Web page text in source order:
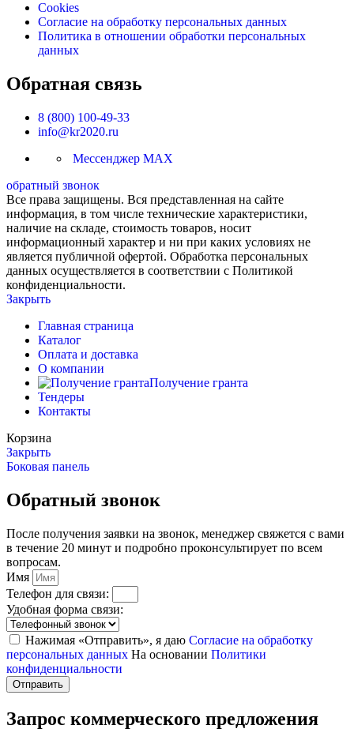
Cookies
Согласие на обработку персональных данных
Политика в отношении обработки персональных
данных
Обратная связь
8 (800) 100-49-33
info@kr2020.ru
Мессенджер MAX
обратный звонок
Все права защищены. Вся представленная на сайте
информация, в том числе технические характеристики,
наличие на складе, стоимость товаров, носит
информационный характер и ни при каких условиях не
является публичной офертой. Обработка персональных
данных осуществляется в соответствии с Политикой
конфиденциальности.
Закрыть
Главная страница
Каталог
Оплата и доставка
О компании
Получение гранта
Тендеры
Контакты
Корзина
Закрыть
Боковая панель
Обратный звонок
После получения заявки на звонок, менеджер свяжется с вами
в течение 20 минут и подробно проконсультирует по всем
вопросам.
Имя
Телефон для связи:
Удобная форма связи:
Нажимая «Отправить», я даю Согласие на обработку
персональных данных На основании Политики
конфиденциальности
Отправить
Запрос коммерческого предложения